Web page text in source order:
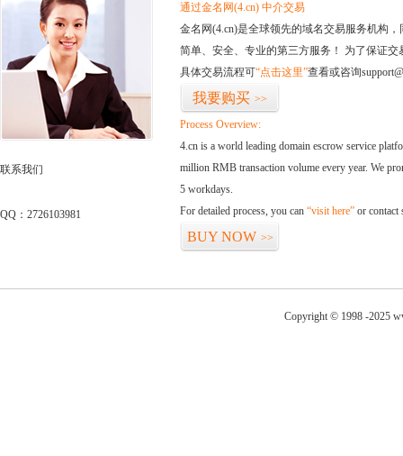
联系我们
QQ：2726103981
通过金名网(4.cn) 中介交易
金名网(4.cn)是全球领先的域名交易服务机构
简单、安全、专业的第三方服务！ 为了保证
具体交易流程可“点击这里”查看或咨询
我要购买 >>
Process Overview:
4.cn is a world leading domain escrow service
million RMB transaction volume every year. We
5 workdays.
For detailed process, you can “visit here” or contact
BUY NOW >>
Copyright © 1998 -2025